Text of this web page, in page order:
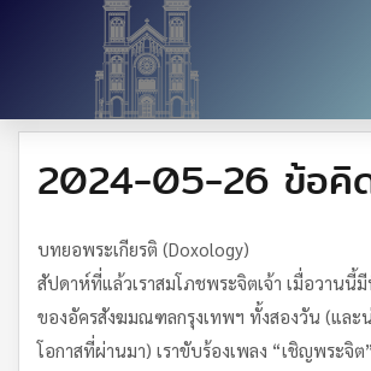
2024-05-26 ข้อคิ
บทยอพระเกียรติ (Doxology)
สัปดาห์ที่แล้วเราสมโภชพระจิตเจ้า เมื่อวานนี้
ของอัครสังฆมณฑลกรุงเทพฯ ทั้งสองวัน (และ
โอกาสที่ผ่านมา) เราขับร้องเพลง “เชิญพระจิ